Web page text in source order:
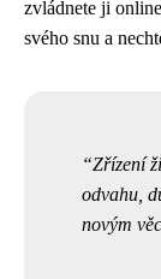
zvládnete ji
svého snu a
Zřízení
odvahu,
novým